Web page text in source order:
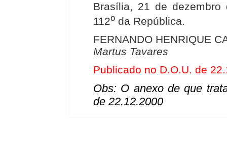
Brasília, 21 de dezembro
112o da República.
FERNANDO HENRIQUE
Martus Tavares
Publicado no D.O.U. de
Obs: O anexo de que
de 22.12.2000